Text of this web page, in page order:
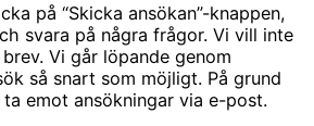
på “Skicka ansökan”-knappen,
svara på några frågor. Vi vill inte
Vi går löpande genom
så snart som möjligt. På grund
ta emot ansökningar via e-post.